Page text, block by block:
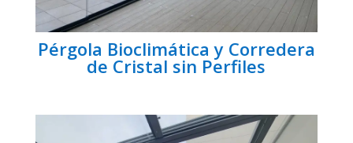
Pérgola Bioclimática y Corredera
de Cristal sin Perfiles